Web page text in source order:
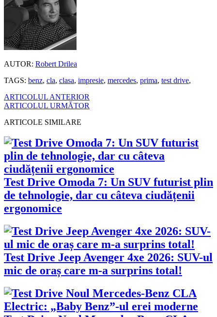
AUTOR: Robert Drilea
TAGS: benz, cla, clasa, impresie, mercedes, prima, test drive,
ARTICOLUL ANTERIOR
ARTICOLUL URMĂTOR
ARTICOLE SIMILARE
Test Drive Omoda 7: Un SUV futurist plin
de tehnologie, dar cu câteva ciudățenii
ergonomice
Test Drive Jeep Avenger 4xe 2026: SUV-ul
mic de oraș care m-a surprins total!